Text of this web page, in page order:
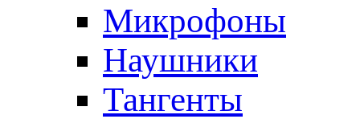
Микрофоны
Наушники
Тангенты